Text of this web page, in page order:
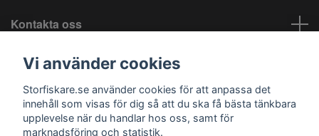
Kontakta oss
Information
Sociala medier
Vi använder cookies
Storfiskare.se använder cookies för att anpassa det
innehåll som visas för dig så att du ska få bästa tänkbara
upplevelse när du handlar hos oss, samt för
marknadsföring och statistik.